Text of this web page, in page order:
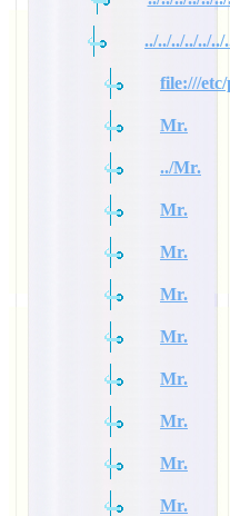
../../../../../
file:///
Mr.
../Mr.
Mr.
Mr.
Mr.
Mr.
Mr.
Mr.
Mr.
Mr.